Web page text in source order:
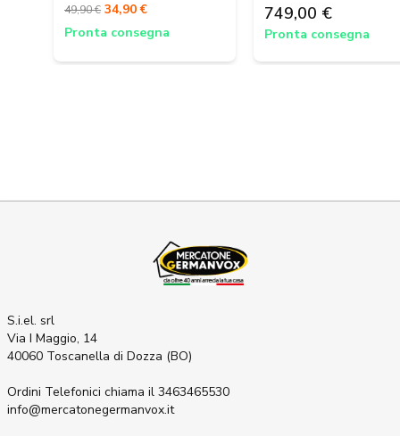
49,90 € 34,90 €
Pronta consegna
749,00 €
Pronta consegna
S.i.el. srl
Via I Maggio, 14
40060 Toscanella di Dozza (BO)
Ordini Telefonici chiama il 3463465530
info@mercatonegermanvox.it